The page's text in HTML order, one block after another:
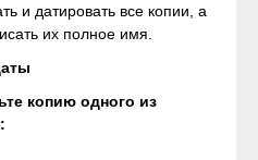
и датировать все копии, а
их полное имя.
копию одного из